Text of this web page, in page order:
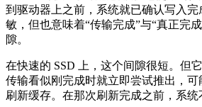
到驱动器上之前，系统就已确认写入完
敏，但也意味着“传输完成”与“真正完
隙。
在快速的 SSD 上，这个间隙很短。但
传输看似刚完成时就立即尝试推出，
刷新缓存。在那次刷新完成之前，系统